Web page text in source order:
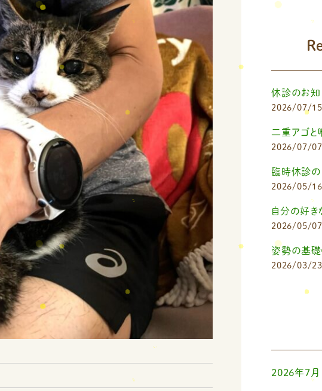
休診のお知
2026/07/15
2026/07/07
臨時休診
2026/05/16
自分の好き
2026/05/07
2026/03/23
2026年7月